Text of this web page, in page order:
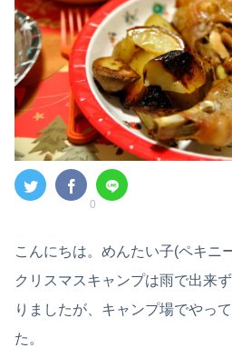
0
こんにちは。めんたい子(ペキニ
クリスマスキャンプは雨で出来
りましたが、キャンプ場でやっ
た。